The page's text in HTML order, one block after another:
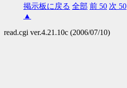
掲示板に戻る 全部 前 50 次 50
▲
read.cgi ver.4.21.10c (2006/07/10)